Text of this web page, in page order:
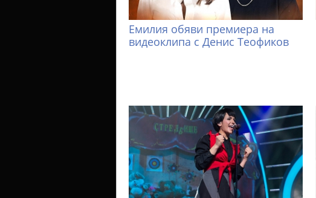
Емилия обяви премиера на
видеоклипа с Денис Теофиков